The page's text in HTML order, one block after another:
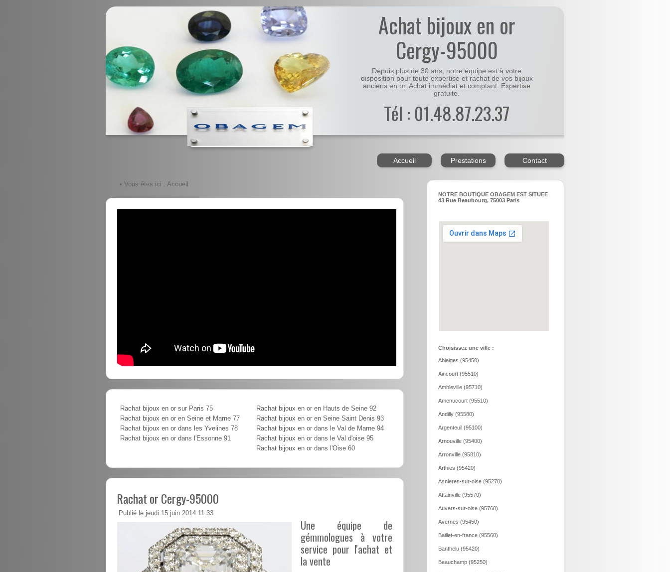
Achat bijoux en or
Cergy-95000
Depuis plus de 30 ans, notre équipe est à votre
disposition pour toute expertise et rachat de vos bijoux
anciens en or. Achat immédiat et comptant. Expertise
gratuite.
Tél : 01.48.87.23.37
Accueil Prestations Contact
• Vous êtes ici : Accueil
Rachat bijoux en or sur Paris 75
Rachat bijoux en or en Seine et Marne 77
Rachat bijoux en or dans les Yvelines 78
Rachat bijoux en or dans l'Essonne 91
Rachat bijoux en or en Hauts de Seine 92
Rachat bijoux en or en Seine Saint Denis 93
Rachat bijoux en or dans le Val de Marne 94
Rachat bijoux en or dans le Val d'oise 95
Rachat bijoux en or dans l'Oise 60
Rachat or Cergy-95000
Publié le jeudi 15 juin 2014 11:33
Une équipe de
gémmologues à votre
service pour l'achat et
la vente
NOTRE BOUTIQUE OBAGEM EST SITUEE
43 Rue Beaubourg, 75003 Paris
Choisissez une ville :
Ableiges (95450)
Aincourt (95510)
Ambleville (95710)
Amenucourt (95510)
Andilly (95580)
Argenteuil (95100)
Arnouville (95400)
Arronville (95810)
Arthies (95420)
Asnieres-sur-oise (95270)
Attainville (95570)
Auvers-sur-oise (95760)
Avernes (95450)
Baillet-en-france (95560)
Banthelu (95420)
Beauchamp (95250)